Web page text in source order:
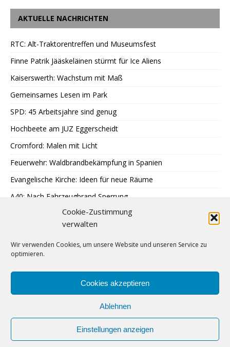
Cookie-Zustimmung
verwalten
Wir verwenden Cookies, um unsere Website und unseren Service zu
optimieren.
Cookies akzeptieren
Ablehnen
Einstellungen anzeigen
AKTUELLE NACHRICHTEN
RTC: Alt-Traktorentreffen und Museumsfest
Finne Patrik Jääskeläinen stürmt für Ice Aliens
Kaiserswerth: Wachstum mit Maß
Gemeinsames Lesen im Park
SPD: 45 Arbeitsjahre sind genug
Hochbeete am JUZ Eggerscheidt
Cromford: Malen mit Licht
Feuerwehr: Waldbrandbekämpfung in Spanien
Evangelische Kirche: Ideen für neue Räume
A40: Nach Fahrzeugbrand Sperrung
MercatorJazz im September
Breitscheid feiert 13. Schlossfest
Katenbüll hinterm Deich in Nordfriesland
Jubiläums-Journal unmittelbar erschienen